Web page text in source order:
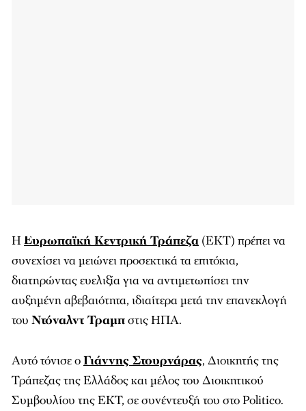
ΗΕυρωπαϊκή Κεντρική Τράπεζα (ΕΚΤ) πρέπει να
συνεχίσει να μειώνει προσεκτικά τα επιτόκια,
διατηρώντας ευελιξία για να αντιμετωπίσει την
αυξημένη αβεβαιότητα, ιδιαίτερα μετά την επανεκλογή
του Ντόναλντ Τραμπστις ΗΠΑ.
Αυτό τόνισε οΓιάννης Στουρνάρας, Διοικητής της
Τράπεζας της Ελλάδος και μέλος του Διοικητικού
Συμβουλίου της ΕΚΤ, σε συνέντευξή του στο Politico.